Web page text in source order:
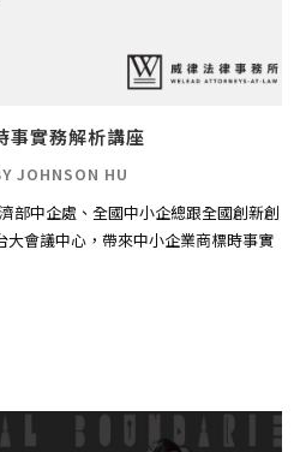
事實務解析講座
JOHNSON HU
部中企處、全國中小企總跟全國創新創
大會議中心，帶來中小企業商標時事實